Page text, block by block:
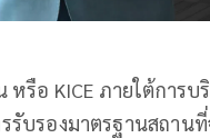
รือ KICE ภายใต้การบ
รับรองมาตรฐานสถาน